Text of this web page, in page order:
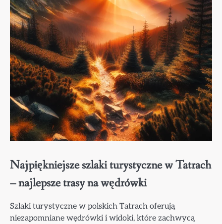
Najpiękniejsze szlaki turystyczne w Tatrach
– najlepsze trasy na wędrówki
Szlaki turystyczne w polskich Tatrach oferują
niezapomniane wędrówki i widoki, które zachwycą